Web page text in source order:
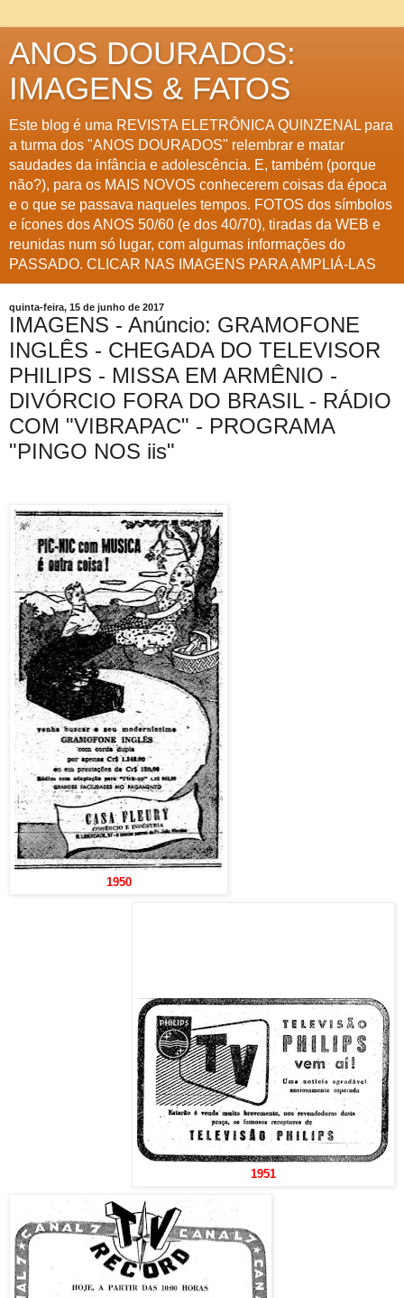
ANOS DOURADOS:
IMAGENS & FATOS
Este blog é uma REVISTA ELETRÔNICA QUINZENAL para
a turma dos "ANOS DOURADOS" relembrar e matar
saudades da infância e adolescência. E, também (porque
não?), para os MAIS NOVOS conhecerem coisas da época
e o que se passava naqueles tempos. FOTOS dos símbolos
e ícones dos ANOS 50/60 (e dos 40/70), tiradas da WEB e
reunidas num só lugar, com algumas informações do
PASSADO. CLICAR NAS IMAGENS PARA AMPLIÁ-LAS
quinta-feira, 15 de junho de 2017
IMAGENS - Anúncio: GRAMOFONE
INGLÊS - CHEGADA DO TELEVISOR
PHILIPS - MISSA EM ARMÊNIO -
DIVÓRCIO FORA DO BRASIL - RÁDIO
COM "VIBRAPAC" - PROGRAMA
"PINGO NOS iis"
1950
1951